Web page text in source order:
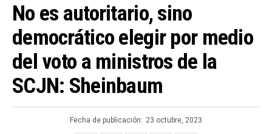
No es autoritario, sino
democrático elegir por medio
del voto a ministros de la
SCJN: Sheinbaum
Fecha de publicación: 23 octubre, 2023